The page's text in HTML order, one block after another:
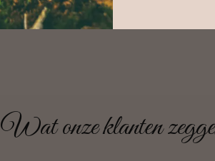
Wat onze klanten